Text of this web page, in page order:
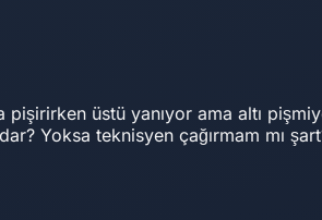
pişirirken üstü yanıyor ama altı
Yoksa teknisyen çağırmam mı